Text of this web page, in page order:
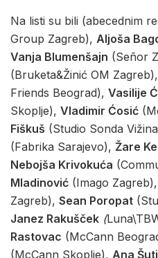
Na listi su bili (abecednim
Group Zagreb), Aljoša
Vanja Blumenšajn (Señor
(Bruketa&Žinić OM Zagreb),
Friends Beograd), Vasilije
Skoplje), Vladimir Ćosić
Fiškuš (Studio Sonda
(Fabrika Sarajevo), Žare
Nebojša Krivokuća
Mladinović (Imago Zagreb),
Zagreb), Sean Poropat
Janez Rakušček (
Rastovac (McCann
(McCann Skoplje), Ana